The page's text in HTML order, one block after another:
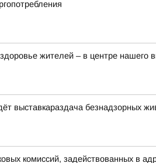
жителей – в центре нашего
выставкараздача безнадзорных
комиссий, задействованных в